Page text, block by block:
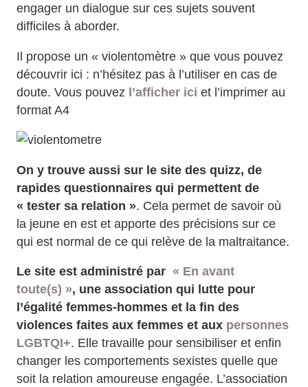
engager un dialogue sur ces sujets souvent
difficiles à aborder.
Il propose un « violentomètre » que vous pouvez
découvrir ici : n’hésitez pas à l’utiliser en cas de
doute. Vous pouvez l’afficher ici et l’imprimer au
format A4
On y trouve aussi sur le site des quizz, de
rapides questionnaires qui permettent de
« tester sa relation ». Cela permet de savoir où
la jeune en est et apporte des précisions sur ce
qui est normal de ce qui relève de la maltraitance.
Le site est administré par « En avant
toute(s) », une association qui lutte pour
l’égalité femmes-hommes et la fin des
violences faites aux femmes et aux personnes
LGBTQI+. Elle travaille pour sensibiliser et enfin
changer les comportements sexistes quelle que
soit la relation amoureuse engagée. L’association